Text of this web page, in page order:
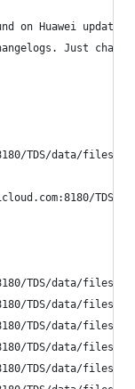
Huawei update
Just
TDS/data/files/p9/
TDS/
TDS/data/files/p9/
TDS/data/files/p9/
TDS/data/files/p9/
TDS/data/files/p9/
TDS/data/files/p9/